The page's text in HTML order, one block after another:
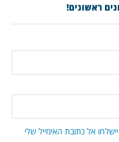
ראשונים!
אל כתובת האימייל שלי